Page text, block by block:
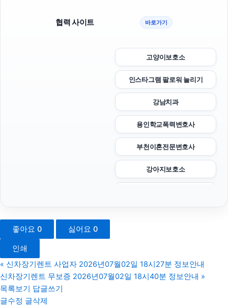
협력 사이트 바로가기
고양이보호소
인스타그램 팔로워 늘리기
강남치과
용인학교폭력변호사
부천이혼전문변호사
강아지보호소
부산흥신소
좋아요 0 싫어요 0
인쇄
« 신차장기렌트 사업자 2026년07월02일 18시27분 정보안내
신차장기렌트 무보증 2026년07월02일 18시40분 정보안내 »
목록보기 답글쓰기
글수정 글삭제